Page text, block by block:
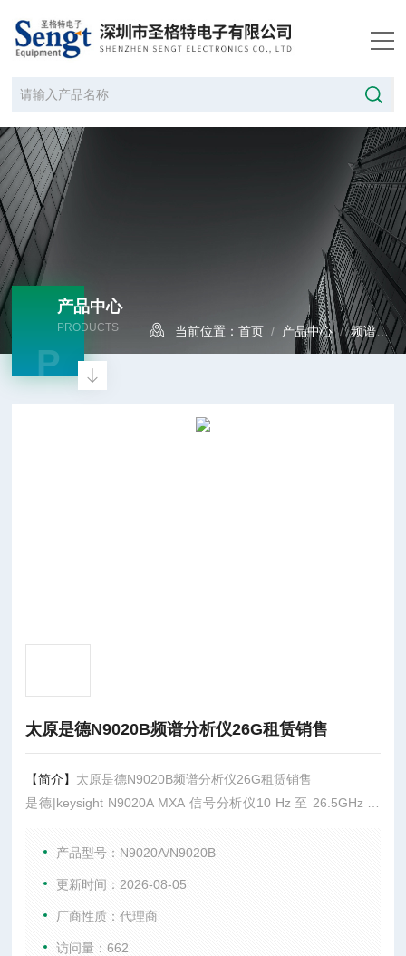
产品中心
PRODUCTS
P
当前位置：首页 / 产品中心/频谱分析仪
太原是德N9020B频谱分析仪26G租赁销售
【简介】 太原是德N9020B频谱分析仪26G租赁销售
是德|keysight N9020A MXA 信号分析仪10 Hz 至 26.5GHz 技
频器可达 1.1 THz 分析带宽 160 MHz 带宽选件 25 MHz 标配，
产品型号：N9020A/N9020B
更新时间：2026-08-05
厂商性质：代理商
访问量：662